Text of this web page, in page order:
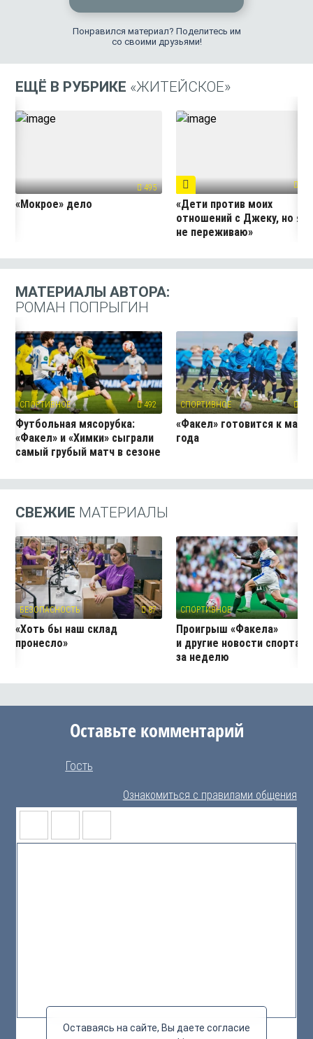
Понравился материал? Поделитесь им
со своими друзьями!
ЕЩЁ В РУБРИКЕ «ЖИТЕЙСКОЕ»
495
«Мокрое» дело
«Дети против моих
отношений с Джеку, но я
не переживаю»
МАТЕРИАЛЫ АВТОРА:
РОМАН ПОПРЫГИН
СПОРТИВНОЕ 492
Футбольная мясорубка:
«Факел» и «Химки» сыграли
самый грубый матч в сезоне
СПОРТИВНОЕ
«Факел» готовится к
года
СВЕЖИЕ МАТЕРИАЛЫ
БЕЗОПАСНОСТЬ 87
«Хоть бы наш склад
пронесло»
СПОРТИВНОЕ
Проигрыш «Факела»
и другие новости спорта
за неделю
Оставьте комментарий
Гость
Ознакомиться с правилами общения
Оставаясь на сайте, Вы даете согласие